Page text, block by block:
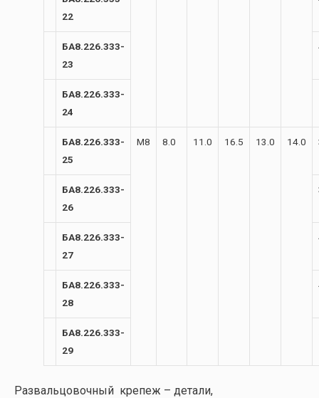
22
БА8.226.333-
23
БА8.226.333-
24
БА8.226.333-
25
М8 8.0 11.0 16.5 13.0 14.0
БА8.226.333-
26
БА8.226.333-
27
БА8.226.333-
28
БА8.226.333-
29
Развальцовочный крепеж – детали,